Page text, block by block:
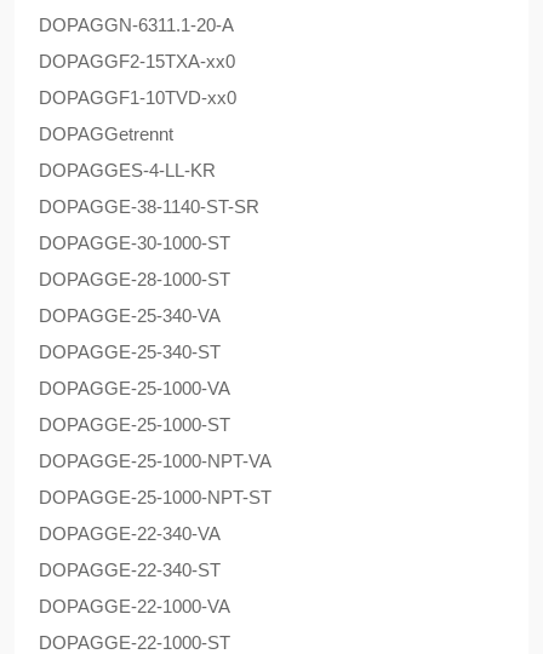
DOPAGGN-6311.1-20-A
DOPAGGF2-15TXA-xx0
DOPAGGF1-10TVD-xx0
DOPAGGetrennt
DOPAGGES-4-LL-KR
DOPAGGE-38-1140-ST-SR
DOPAGGE-30-1000-ST
DOPAGGE-28-1000-ST
DOPAGGE-25-340-VA
DOPAGGE-25-340-ST
DOPAGGE-25-1000-VA
DOPAGGE-25-1000-ST
DOPAGGE-25-1000-NPT-VA
DOPAGGE-25-1000-NPT-ST
DOPAGGE-22-340-VA
DOPAGGE-22-340-ST
DOPAGGE-22-1000-VA
DOPAGGE-22-1000-ST